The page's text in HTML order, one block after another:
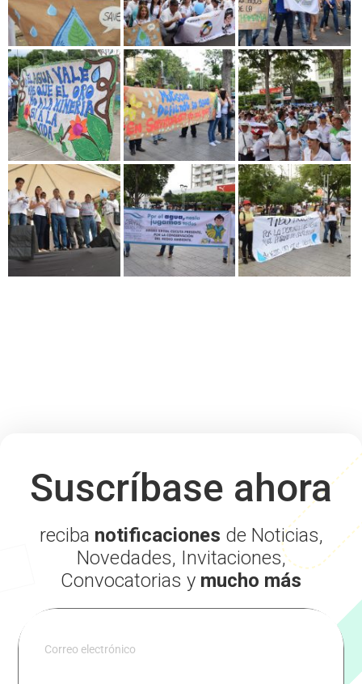
Suscríbase ahora
reciba notificaciones de Noticias,
Novedades, Invitaciones,
Convocatorias y mucho más